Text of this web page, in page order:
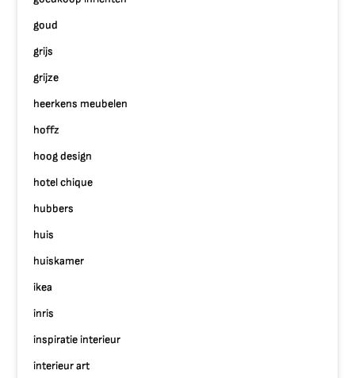
goud
grijs
grijze
heerkens meubelen
hoffz
hoog design
hotel chique
hubbers
huis
huiskamer
ikea
inris
inspiratie interieur
interieur art